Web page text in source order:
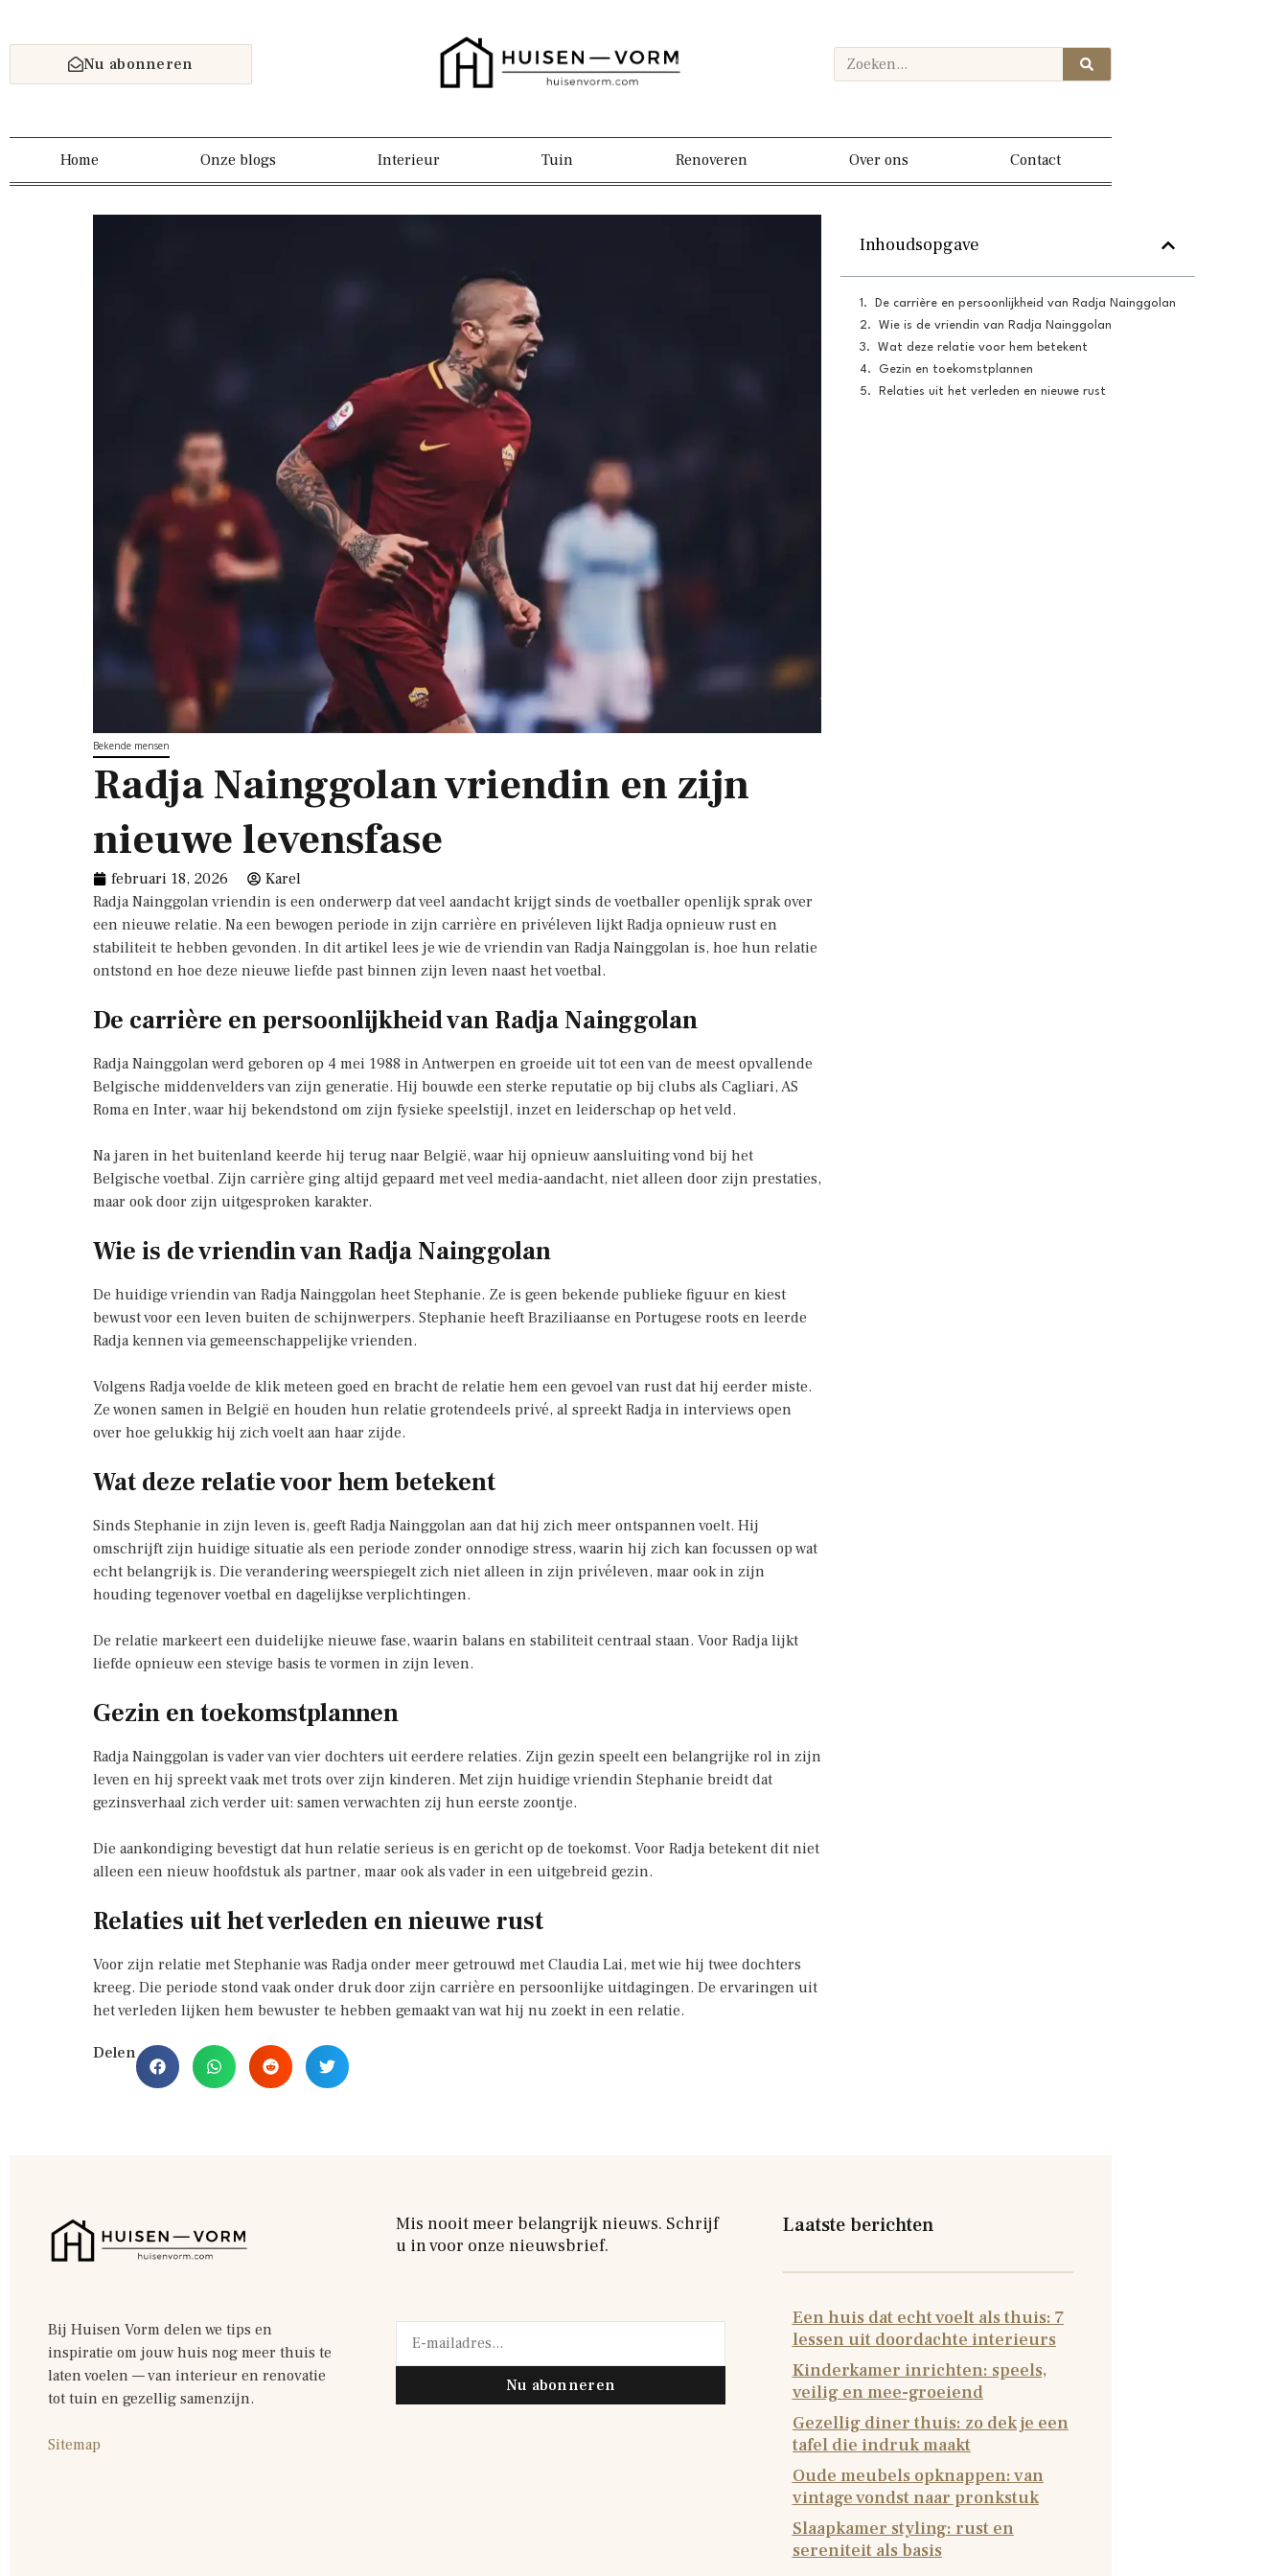
Nu abonneren
Home Onze blogs Interieur Tuin Renoveren Over ons Contact
Bekende mensen
Radja Nainggolan vriendin en zijn
nieuwe levensfase
februari 18, 2026
Karel
Radja Nainggolan vriendin is een onderwerp dat veel aandacht krijgt sinds de voetballer openlijk sprak over
een nieuwe relatie. Na een bewogen periode in zijn carrière en privéleven lijkt Radja opnieuw rust en
stabiliteit te hebben gevonden. In dit artikel lees je wie de vriendin van Radja Nainggolan is, hoe hun relatie
ontstond en hoe deze nieuwe liefde past binnen zijn leven naast het voetbal.
De carrière en persoonlijkheid van Radja Nainggolan
Radja Nainggolan werd geboren op 4 mei 1988 in Antwerpen en groeide uit tot een van de meest opvallende
Belgische middenvelders van zijn generatie. Hij bouwde een sterke reputatie op bij clubs als Cagliari, AS
Roma en Inter, waar hij bekendstond om zijn fysieke speelstijl, inzet en leiderschap op het veld.
Na jaren in het buitenland keerde hij terug naar België, waar hij opnieuw aansluiting vond bij het
Belgische voetbal. Zijn carrière ging altijd gepaard met veel media-aandacht, niet alleen door zijn prestaties,
maar ook door zijn uitgesproken karakter.
Wie is de vriendin van Radja Nainggolan
De huidige vriendin van Radja Nainggolan heet Stephanie. Ze is geen bekende publieke figuur en kiest
bewust voor een leven buiten de schijnwerpers. Stephanie heeft Braziliaanse en Portugese roots en leerde
Radja kennen via gemeenschappelijke vrienden.
Volgens Radja voelde de klik meteen goed en bracht de relatie hem een gevoel van rust dat hij eerder miste.
Ze wonen samen in België en houden hun relatie grotendeels privé, al spreekt Radja in interviews open
over hoe gelukkig hij zich voelt aan haar zijde.
Wat deze relatie voor hem betekent
Sinds Stephanie in zijn leven is, geeft Radja Nainggolan aan dat hij zich meer ontspannen voelt. Hij
omschrijft zijn huidige situatie als een periode zonder onnodige stress, waarin hij zich kan focussen op wat
echt belangrijk is. Die verandering weerspiegelt zich niet alleen in zijn privéleven, maar ook in zijn
houding tegenover voetbal en dagelijkse verplichtingen.
De relatie markeert een duidelijke nieuwe fase, waarin balans en stabiliteit centraal staan. Voor Radja lijkt
liefde opnieuw een stevige basis te vormen in zijn leven.
Gezin en toekomstplannen
Radja Nainggolan is vader van vier dochters uit eerdere relaties. Zijn gezin speelt een belangrijke rol in zijn
leven en hij spreekt vaak met trots over zijn kinderen. Met zijn huidige vriendin Stephanie breidt dat
gezinsverhaal zich verder uit: samen verwachten zij hun eerste zoontje.
Die aankondiging bevestigt dat hun relatie serieus is en gericht op de toekomst. Voor Radja betekent dit niet
alleen een nieuw hoofdstuk als partner, maar ook als vader in een uitgebreid gezin.
Relaties uit het verleden en nieuwe rust
Voor zijn relatie met Stephanie was Radja onder meer getrouwd met Claudia Lai, met wie hij twee dochters
kreeg. Die periode stond vaak onder druk door zijn carrière en persoonlijke uitdagingen. De ervaringen uit
het verleden lijken hem bewuster te hebben gemaakt van wat hij nu zoekt in een relatie.
Delen
Inhoudsopgave
De carrière en persoonlijkheid van Radja Nainggolan
Wie is de vriendin van Radja Nainggolan
Wat deze relatie voor hem betekent
Gezin en toekomstplannen
Relaties uit het verleden en nieuwe rust
Bij Huisen Vorm delen we tips en
inspiratie om jouw huis nog meer thuis te
laten voelen — van interieur en renovatie
tot tuin en gezellig samenzijn.
Sitemap
Mis nooit meer belangrijk nieuws. Schrijf
u in voor onze nieuwsbrief.
Nu abonneren
Laatste berichten
Een huis dat echt voelt als thuis: 7
lessen uit doordachte interieurs
Kinderkamer inrichten: speels,
veilig en mee-groeiend
Gezellig diner thuis: zo dek je een
tafel die indruk maakt
Oude meubels opknappen: van
vintage vondst naar pronkstuk
Slaapkamer styling: rust en
sereniteit als basis